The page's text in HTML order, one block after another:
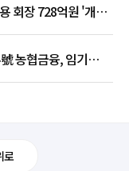
회장 728억원 '개인
농협금융, 임기
로